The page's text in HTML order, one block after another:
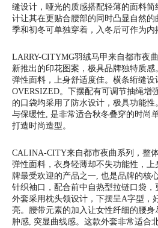
缝设计，哑光的质感搭配轻薄的面料
计让其在更贴合腰部的同时凸显自然
季和初冬可单独穿着，入冬后可作为内
LARRY-CITYMG羽绒马甲来自都市夜
新推出的印花图案，极具品牌独特质
弹性面料，上身舒适度佳。横条绗缝设
OVERSIZED。下摆配有可调节抽绳增
的口袋均采用了防水设计，极具功能
与保暖性, 是非常适合秋冬叠穿的时尚
打造时尚造型。
CALINA-CITY来自都市夜曲系列，整
弹性面料，衣身轻薄却不失功能性，
牌最受欢迎的产品之一, 也是品牌的核
针织袖口，配合前中自热型拉链口袋
外套采用枕头领设计，下摆呈A字型，
亮。腰带元素的加入让女性纤细的腰
肿感, 突显曲线感。这款外套非常适合